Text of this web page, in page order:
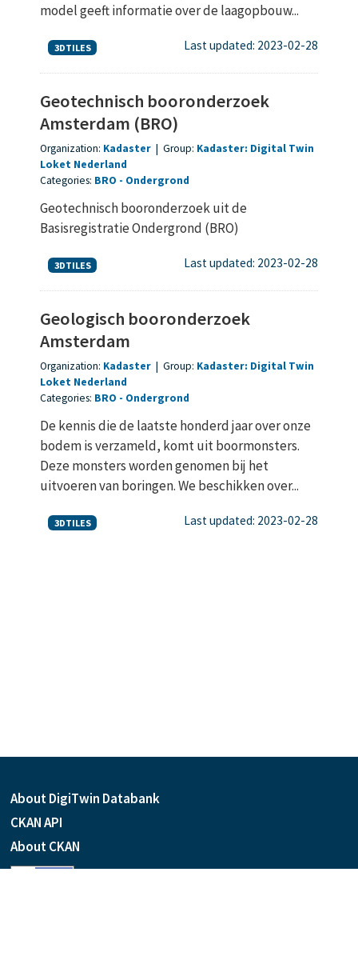
model geeft informatie over de laagopbouw...
3DTILES Last updated: 2023-02-28
Geotechnisch booronderzoek
Amsterdam (BRO)
Organization: Kadaster | Group: Kadaster: Digital Twin
Loket Nederland
Categories: BRO Ondergrond
Geotechnisch booronderzoek uit de
Basisregistratie Ondergrond (BRO)
3DTILES Last updated: 2023-02-28
Geologisch booronderzoek
Amsterdam
Organization: Kadaster | Group: Kadaster: Digital Twin
Loket Nederland
Categories: BRO Ondergrond
De kennis die de laatste honderd jaar over onze
bodem is verzameld, komt uit boormonsters.
Deze monsters worden genomen bij het
uitvoeren van boringen. We beschikken over...
3DTILES Last updated: 2023-02-28
About DigiTwin Databank
CKAN API
About CKAN